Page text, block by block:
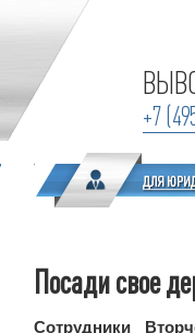
+7
Посади свое
Сотрудники